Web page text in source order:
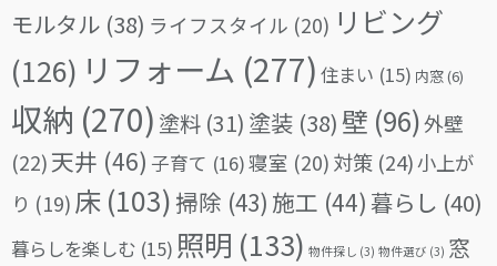
モルタル (38) ライフスタイル (20) リビング
(126) リフォーム (277) 住まい (15) 内窓(6)
収納 (270) 塗料 (31) 塗装 (38) 壁 (96)外壁
(22)天井 (46) 子育て (16)寝室 (20) 対策 (24)小上が
り (19) 床 (103)掃除 (43) 施工 (44) 暮らし (40)
暮らしを楽しむ (15) 照明 (133) 物件探し (3) 物件選び (3) 窓